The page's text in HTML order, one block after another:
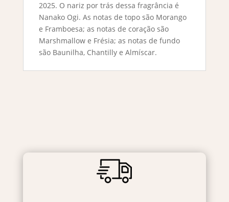
2025. O nariz por trás dessa fragrância é
Nanako Ogi. As notas de topo são Morango
e Framboesa; as notas de coração são
Marshmallow e Frésia; as notas de fundo
são Baunilha, Chantilly e Almíscar.